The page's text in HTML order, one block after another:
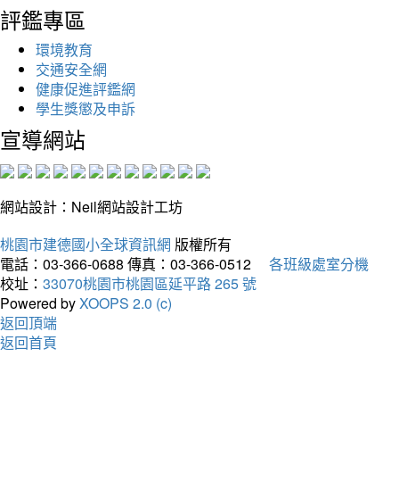
評鑑專區
環境教育
交通安全網
健康促進評鑑網
學生獎懲及申訴
宣導網站
網站設計：Neil網站設計工坊
桃園市建德國小全球資訊網 版權所有
電話：03-366-0688 傳真：03-366-0512
各班級處室分機
校址： 33070桃園市桃園區延平路 265 號
Powered byXOOPS 2.0 (c)
返回頂端
返回首頁